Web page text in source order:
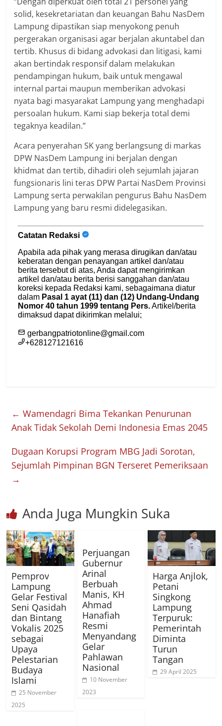
solid, kesekretariatan dan keuangan Bahu NasDem
Lampung dipastikan siap menyokong penuh
pergerakan organisasi agar berjalan akuntabel dan
tertib. Khusus di bidang advokasi dan litigasi, kami
akan bertindak responsif dalam melakukan
pendampingan hukum, baik untuk mengawal
internal partai maupun memberikan advokasi
nyata bagi masyarakat Lampung yang menghadapi
persoalan hukum. Kami siap bekerja total demi
tegaknya keadilan.”
​Acara penyerahan SK yang berlangsung di markas
DPW NasDem Lampung ini berjalan dengan
khidmat dan tertib, dihadiri oleh sejumlah jajaran
fungsionaris lini teras DPW Partai NasDem Provinsi
Lampung serta perwakilan pengurus Bahu NasDem
Lampung yang baru resmi didelegasikan.
← Wamendagri Bima Tekankan Penurunan
Anak Tidak Sekolah Demi Indonesia Emas 2045
Dugaan Korupsi Program MBG Jadi Sorotan,
Sejumlah Pimpinan BGN Terseret Pemeriksaan
→
Anda Juga Mungkin Suka
Pemprov
Lampung
Gelar Festival
Seni Qasidah
dan Bintang
Vokalis 2025
sebagai
Upaya
Pelestarian
Budaya
Islami
25 November
2025
Perjuangan
Gubernur
Arinal
Berbuah
Manis, KH
Ahmad
Hanafiah
Resmi
Menyandang
Gelar
Pahlawan
Nasional
10 November
2023
Harga Anjlok,
Petani
Singkong
Lampung
Terpuruk:
Pemerintah
Diminta
Turun
Tangan
29 April 2025